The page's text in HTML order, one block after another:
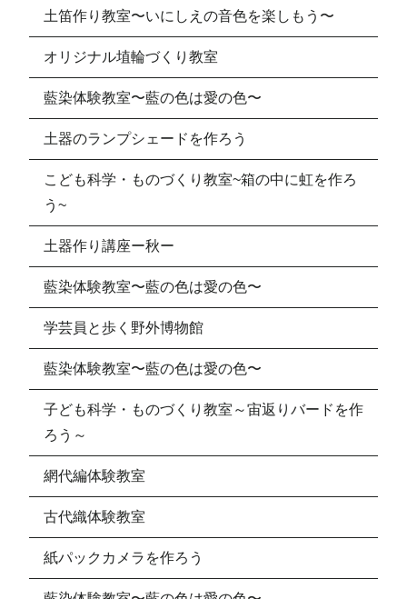
土笛作り教室〜いにしえの音色を楽しもう〜
オリジナル埴輪づくり教室
藍染体験教室〜藍の色は愛の色〜
土器のランプシェードを作ろう
こども科学・ものづくり教室~箱の中に虹を作ろ
う~
土器作り講座ー秋ー
藍染体験教室〜藍の色は愛の色〜
学芸員と歩く野外博物館
藍染体験教室〜藍の色は愛の色〜
子ども科学・ものづくり教室～宙返りバードを作
ろう～
網代編体験教室
古代織体験教室
紙パックカメラを作ろう